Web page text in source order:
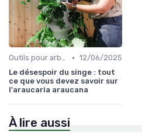
Outils pour arbres et arbustes • 12/06/2025
Le désespoir du singe : tout
ce que vous devez savoir sur
l'araucaria araucana
À lire aussi